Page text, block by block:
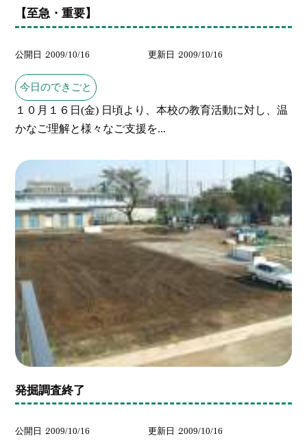
【至急・重要】
公開日 2009/10/16 更新日 2009/10/16
今日のできごと
１０月１６日(金) 日頃より、本校の教育活動に対し、温
かなご理解と様々なご支援を...
発掘調査終了
公開日 2009/10/16 更新日 2009/10/16